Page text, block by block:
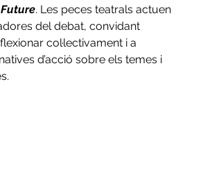
. Les peces teatrals actuen
del debat, convidant
col·lectivament i a
d’acció sobre els temes i